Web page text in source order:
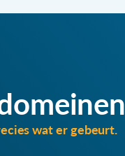
wat er gebeurt.